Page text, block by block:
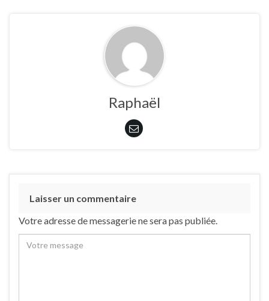
Raphaël
Laisser un commentaire
Votre adresse de messagerie ne sera pas publiée.